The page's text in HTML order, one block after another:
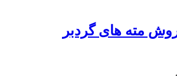
مته های گردبر